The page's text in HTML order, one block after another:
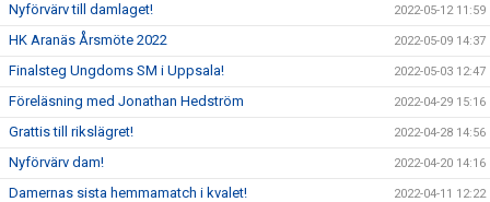
Nyförvärv till damlaget! 2022-05-12 11:59
HK Aranäs Årsmöte 2022 2022-05-09 14:37
Finalsteg Ungdoms SM i Uppsala! 2022-05-03 12:47
Föreläsning med Jonathan Hedström 2022-04-29 15:16
Grattis till rikslägret! 2022-04-28 14:56
Nyförvärv dam! 2022-04-20 14:16
Damernas sista hemmamatch i kvalet! 2022-04-11 12:22